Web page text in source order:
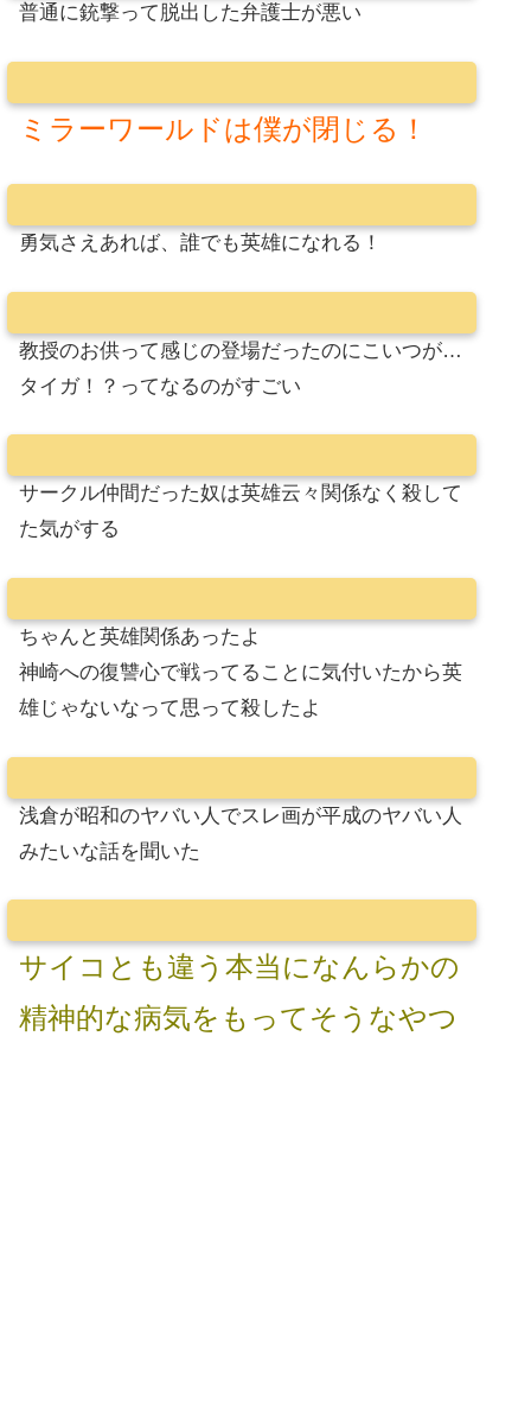
普通に銃撃って脱出した弁護士が悪い
ミラーワールドは僕が閉じる！
勇気さえあれば、誰でも英雄になれる！
教授のお供って感じの登場だったのにこいつが…
タイガ！？ってなるのがすごい
サークル仲間だった奴は英雄云々関係なく殺して
た気がする
ちゃんと英雄関係あったよ
神崎への復讐心で戦ってることに気付いたから英
雄じゃないなって思って殺したよ
浅倉が昭和のヤバい人でスレ画が平成のヤバい人
みたいな話を聞いた
サイコとも違う本当になんらかの
精神的な病気をもってそうなやつ